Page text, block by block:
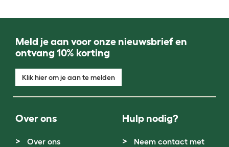
Meld je aan voor onze nieuwsbrief en
ontvang 10% korting
Klik hier om je aan te melden
Over ons
Over ons
Hulp nodig?
Neem contact met